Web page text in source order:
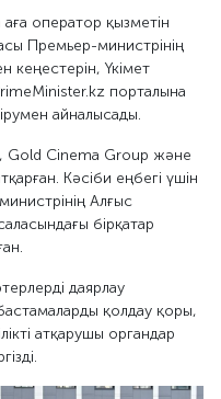
оператор қызметін
Премьер-министрінің
кеңестерін, Үкімет
порталына
айналысады.
Gold Cinema Group және
Кәсіби еңбегі үшін
Алғыс
бірқатар
даярлау
қолдау қоры,
атқарушы органдар